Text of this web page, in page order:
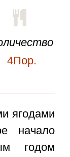
4Пор.
ягодами
начало
годом